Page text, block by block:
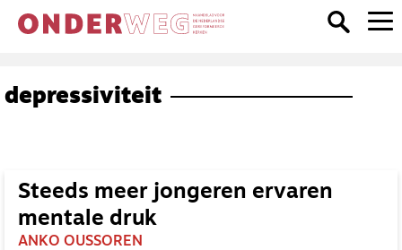
depressiviteit
Steeds meer jongeren ervaren
mentale druk
ANKO OUSSOREN